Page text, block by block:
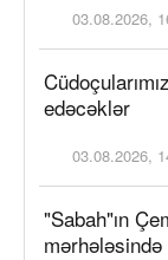
03.08.2026,
edəcəklər
03.08.2026,
"Sabah"ın